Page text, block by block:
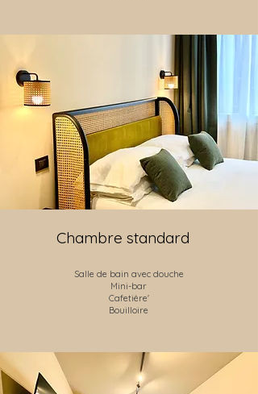
Chambre standard
Salle de bain avec douche
Mini-bar
Cafetière'
Bouilloire